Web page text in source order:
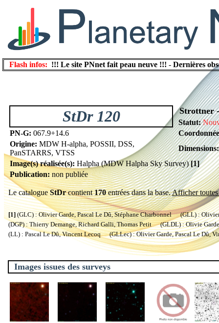
Flash infos: !!! Le site PNnet fait peau neuve !!! - Dernières
StDr 120 Strottner -
Statut:
PN-G: 067.9+14.6
Origine: MDW H-alpha, POSSII, DSS,
PanSTARRS, VTSS
Dimensions:
Image(s) réalisée(s): Halpha (MDW Halpha Sky Survey)[1]
Publication:non publiée
Le catalogueStDrcontient170entrées dans la base.Afficher toutes
[1](GLC) : Olivier Garde, Pascal Le Dû, Stéphane Charbonnel (GLL) :
(DGP) : Thierry Demange, Richard Galli, Thomas Petit (GLDL) : Olivie
(LL) : Pascal Le Dû, Vincent Lecoq (GLLec) : Olivier Garde, Pascal Le Dû,
Images issues des surveys